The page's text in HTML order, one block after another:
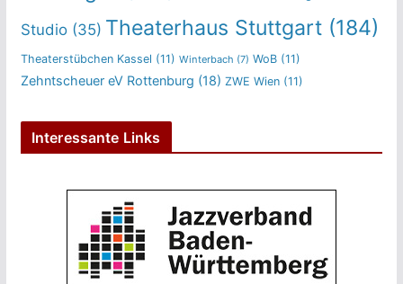
Studio(35) Theaterhaus Stuttgart(184)
Theaterstübchen Kassel (11) Winterbach (7) WoB(11)
Zehntscheuer eV Rottenburg (18) ZWE Wien(11)
Interessante Links